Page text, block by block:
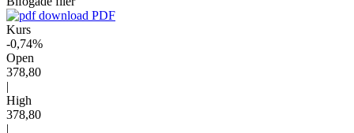
PDF
Kurs
-0,74%
Open
378,80
|
High
378,80
|